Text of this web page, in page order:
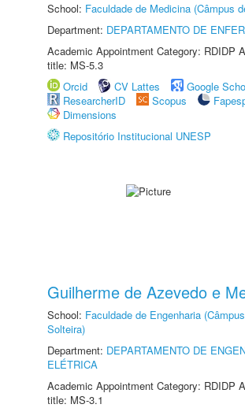
School: Faculdade de Medicina (Câmpus
Department: DEPARTAMENTO DE
Academic Appointment Category: RDIDP
title: MS-5.3
Orcid
CV Lattes
Google
ResearcherID
Scopus
Dimensions
Repositório Institucional UNESP
Guilherme de Azevedo e
School: Faculdade de Engenharia
Solteira)
Department: DEPARTAMENTO DE
ELÉTRICA
Academic Appointment Category: RDIDP
title: MS-3.1